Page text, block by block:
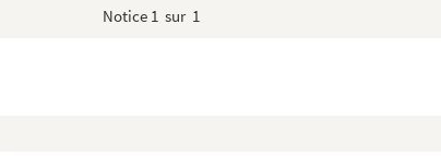
Notice 1 sur 1